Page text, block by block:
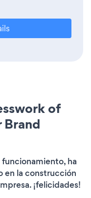
of
Brand
ha
en la construcción
¡felicidades!